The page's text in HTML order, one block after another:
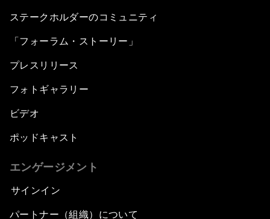
ステークホルダーのコミュニティ
「フォーラム・ストーリー」
プレスリリース
フォトギャラリー
ビデオ
ポッドキャスト
エンゲージメント
サインイン
パートナー（組織）について